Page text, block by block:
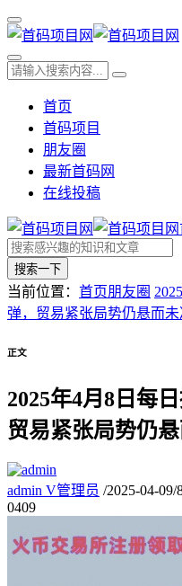
首页
首码项目
朋友圈
最新首码网
在线投稿
搜索一下
当前位置： 首页朋友圈
弹，贸易紧张局势仍悬而未
正文
2025年4月8日每
贸易紧张局势仍
admin V管理员 /2025-04-09/
0409